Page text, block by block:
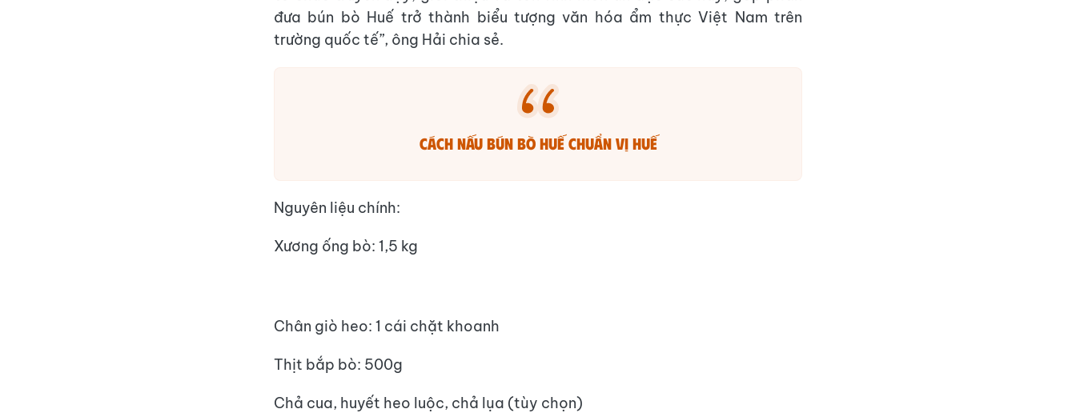
đưa bún bò Huế trở thành biểu tượng văn hóa ẩm thực Việt Nam trên
trường quốc tế”, ông Hải chia sẻ.
Cách nấu bún bò Huế chuẩn vị Huế
Nguyên liệu chính:
Xương ống bò: 1,5 kg
Chân giò heo: 1 cái chặt khoanh
Thịt bắp bò: 500g
Chả cua, huyết heo luộc, chả lụa (tùy chọn)